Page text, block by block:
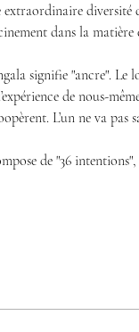
diversité
dans la
signifie "ancre". Le
de nous-
L’un ne va pas
de "36